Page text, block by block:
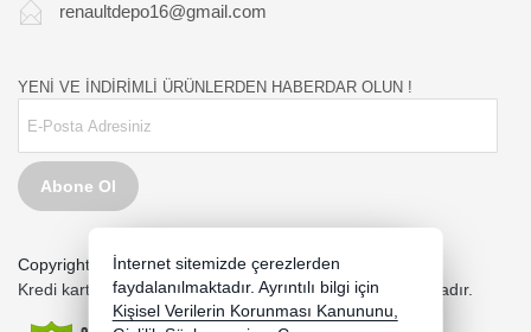
renaultdepo16@gmail.com
YENİ VE İNDİRİMLİ ÜRÜNLERDEN HABERDAR OLUN !
Abone Ol
Copyright 2026 yedexe.com - Tüm hakları saklıdır.
Kredi kartı bilgileriniz 256bit SSL sertifikası ile korunmaktadır.
İnternet sitemizde çerezlerden
faydalanılmaktadır. Ayrıntılı bilgi için
Kişisel Verilerin Korunması Kanununu,